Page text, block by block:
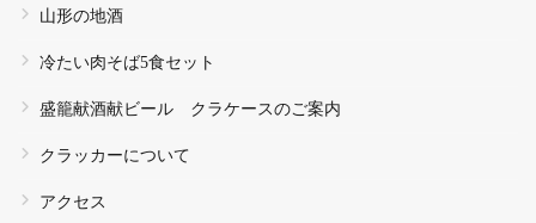
山形の地酒
冷たい肉そば5食セット
盛籠献酒献ビール クラケースのご案内
クラッカーについて
アクセス